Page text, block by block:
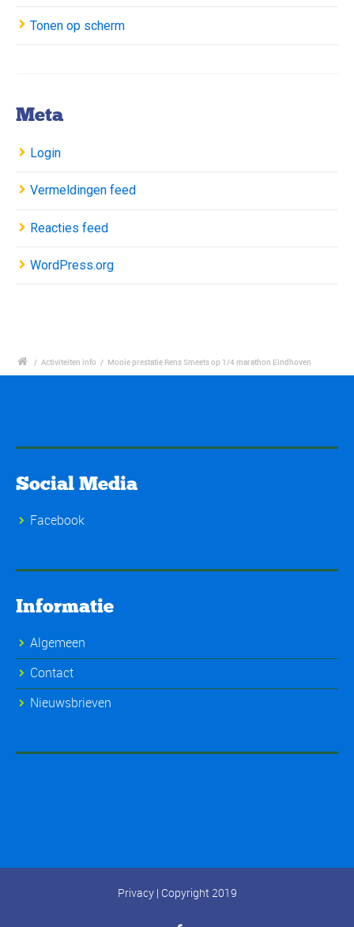
Tonen op scherm
Meta
Login
Vermeldingen feed
Reacties feed
WordPress.org
/ Activiteiten info / Mooie prestatie Rens Smeets op 1/4 marathon Eindhoven
Social Media
Facebook
Informatie
Algemeen
Contact
Nieuwsbrieven
Privacy| Copyright 2019